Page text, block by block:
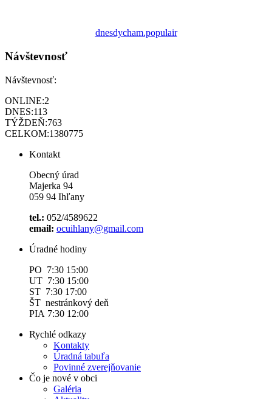
dnesdycham.populair
Návštevnosť
Návštevnosť:
ONLINE:2
DNES:113
TÝŽDEŇ:763
CELKOM:1380775
Kontakt
Obecný úrad
Majerka 94
059 94 Ihľany
tel.: 052/4589622
email: ocuihlany@gmail.com
Úradné hodiny
PO 7:30 15:00
UT 7:30 15:00
ST 7:30 17:00
ŠT nestránkový deň
PIA 7:30 12:00
Rychlé odkazy
Kontakty
Úradná tabuľa
Povinné zverejňovanie
Čo je nové v obci
Galéria